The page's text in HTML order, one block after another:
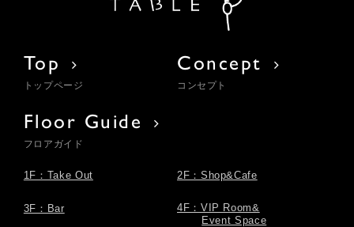
Top
トップページ
Concept
コンセプト
Floor Guide
フロアガイド
1F：Take Out 2F：Shop&Cafe
3F：Bar
4F：VIP Room&
Event Space